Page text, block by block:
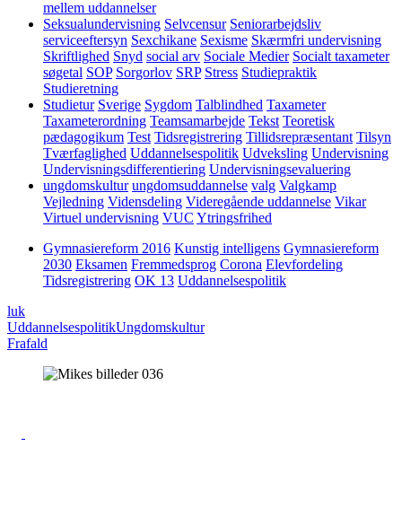
mellem uddannelser
Seksualundervisning Selvcensur Seniorarbejdsliv
serviceeftersyn Sexchikane Sexisme Skærmfri undervisning
Skriftlighed Snyd social arv Sociale Medier Socialt taxameter
søgetal SOP Sorgorlov SRP Stress Studiepraktik
Studieretning
Studietur Sverige Sygdom Talblindhed Taxameter
Taxameterordning Teamsamarbejde Tekst Teoretisk
pædagogikum Test Tidsregistrering Tillidsrepræsentant Tilsyn
Tværfaglighed Uddannelsespolitik Udveksling Undervisning
Undervisningsdifferentiering Undervisningsevaluering
ungdomskultur ungdomsuddannelse valg Valgkamp
Vejledning Vidensdeling Videregående uddannelse Vikar
Virtuel undervisning VUC Ytringsfrihed
Gymnasiereform 2016 Kunstig intelligens Gymnasiereform
2030 Eksamen Fremmedsprog Corona Elevfordeling
Tidsregistrering OK 13 Uddannelsespolitik
luk
UddannelsespolitikUngdomskultur
Frafald